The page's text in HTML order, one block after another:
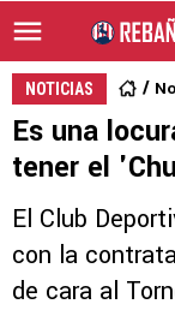
NOTICIAS
Es una
tener el
El Club
con la
de cara al